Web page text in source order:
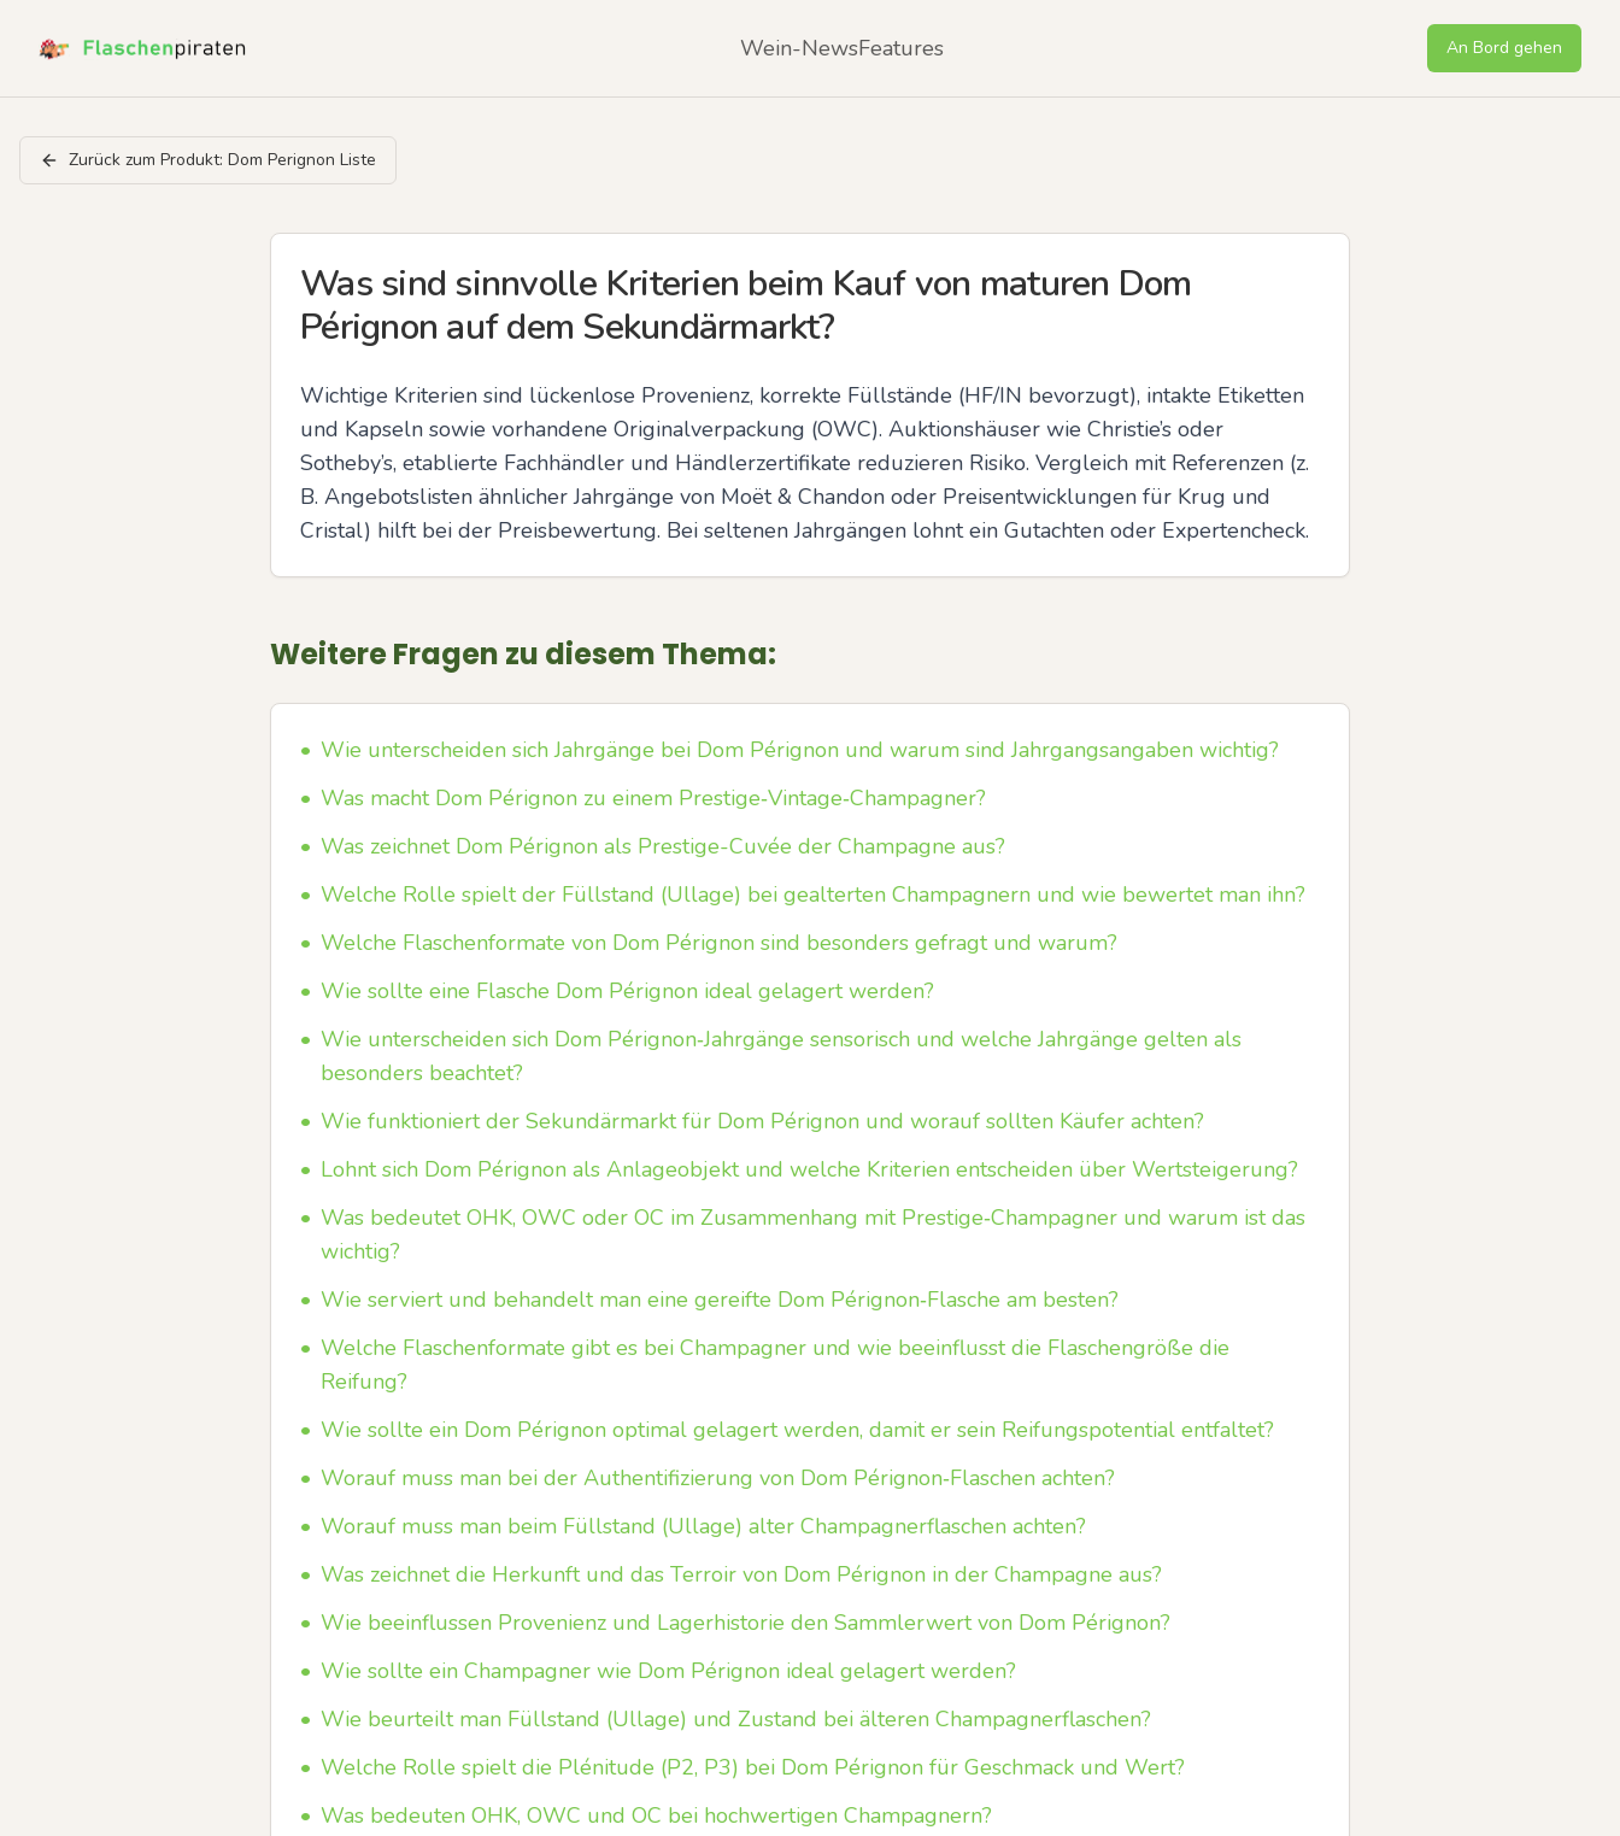
Wein-NewsFeatures An Bord gehen
Zurück zum Produkt: Dom Perignon Liste
Was sind sinnvolle Kriterien beim Kauf von maturen Dom
Pérignon auf dem Sekundärmarkt?
Wichtige Kriterien sind lückenlose Provenienz, korrekte Füllstände (HF/IN bevorzugt), intakte Etiketten
und Kapseln sowie vorhandene Originalverpackung (OWC). Auktionshäuser wie Christie’s oder
Sotheby’s, etablierte Fachhändler und Händlerzertifikate reduzieren Risiko. Vergleich mit Referenzen (z.
B. Angebotslisten ähnlicher Jahrgänge von Moët & Chandon oder Preisentwicklungen für Krug und
Cristal) hilft bei der Preisbewertung. Bei seltenen Jahrgängen lohnt ein Gutachten oder Expertencheck.
Weitere Fragen zu diesem Thema:
• Wie unterscheiden sich Jahrgänge bei Dom Pérignon und warum sind Jahrgangsangaben wichtig?
• Was macht Dom Pérignon zu einem Prestige‑Vintage‑Champagner?
• Was zeichnet Dom Pérignon als Prestige-Cuvée der Champagne aus?
• Welche Rolle spielt der Füllstand (Ullage) bei gealterten Champagnern und wie bewertet man ihn?
• Welche Flaschenformate von Dom Pérignon sind besonders gefragt und warum?
• Wie sollte eine Flasche Dom Pérignon ideal gelagert werden?
• Wie unterscheiden sich Dom Pérignon‑Jahrgänge sensorisch und welche Jahrgänge gelten als
besonders beachtet?
• Wie funktioniert der Sekundärmarkt für Dom Pérignon und worauf sollten Käufer achten?
• Lohnt sich Dom Pérignon als Anlageobjekt und welche Kriterien entscheiden über Wertsteigerung?
• Was bedeutet OHK, OWC oder OC im Zusammenhang mit Prestige‑Champagner und warum ist das
wichtig?
• Wie serviert und behandelt man eine gereifte Dom Pérignon‑Flasche am besten?
• Welche Flaschenformate gibt es bei Champagner und wie beeinflusst die Flaschengröße die
Reifung?
• Wie sollte ein Dom Pérignon optimal gelagert werden, damit er sein Reifungspotential entfaltet?
• Worauf muss man bei der Authentifizierung von Dom Pérignon‑Flaschen achten?
• Worauf muss man beim Füllstand (Ullage) alter Champagnerflaschen achten?
• Was zeichnet die Herkunft und das Terroir von Dom Pérignon in der Champagne aus?
• Wie beeinflussen Provenienz und Lagerhistorie den Sammlerwert von Dom Pérignon?
• Wie sollte ein Champagner wie Dom Pérignon ideal gelagert werden?
• Wie beurteilt man Füllstand (Ullage) und Zustand bei älteren Champagnerflaschen?
• Welche Rolle spielt die Plénitude (P2, P3) bei Dom Pérignon für Geschmack und Wert?
• Was bedeuten OHK, OWC und OC bei hochwertigen Champagnern?